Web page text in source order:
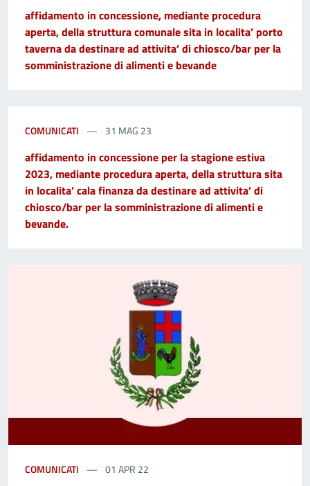
affidamento in concessione, mediante procedura
aperta, della struttura comunale sita in localita’ porto
taverna da destinare ad attivita’ di chiosco/bar per la
somministrazione di alimenti e bevande
COMUNICATI 31 MAG 23
affidamento in concessione per la stagione estiva
2023, mediante procedura aperta, della struttura sita
in localita’ cala finanza da destinare ad attivita’ di
chiosco/bar per la somministrazione di alimenti e
bevande.
COMUNICATI 01 APR 22